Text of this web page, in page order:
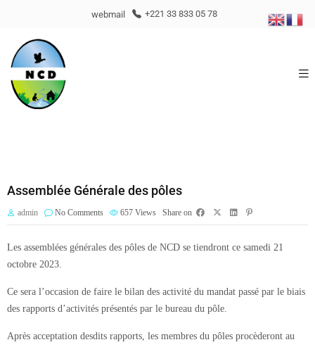
webmail +221 33 833 05 78
Assemblée Générale des pôles
admin No Comments 657 Views Share on
Les assemblées générales des pôles de NCD se tiendront ce samedi 21
octobre 2023.
Ce sera l’occasion de faire le bilan des activité du mandat passé par le biais
des rapports d’activités présentés par le bureau du pôle.
Après acceptation desdits rapports, les membres du pôles procèderont au